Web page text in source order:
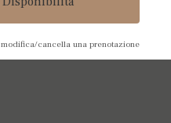
modifica/cancella una prenotazione